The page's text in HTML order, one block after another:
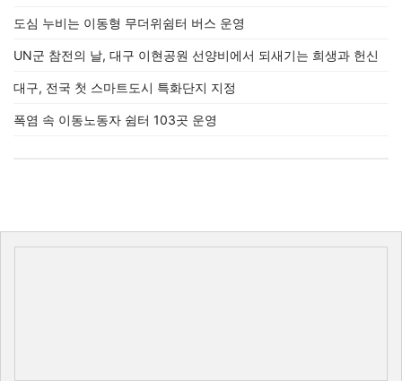
도심 누비는 이동형 무더위쉼터 버스 운영
UN군 참전의 날, 대구 이현공원 선양비에서 되새기는 희생과 헌신
대구, 전국 첫 스마트도시 특화단지 지정
폭염 속 이동노동자 쉼터 103곳 운영